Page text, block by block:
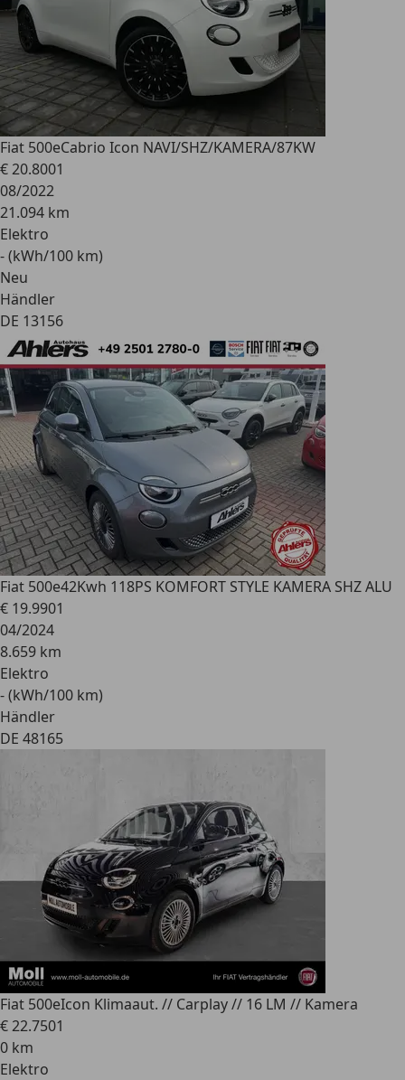
Fiat 500eCabrio Icon NAVI/SHZ/KAMERA/87KW
€ 20.8001
08/2022
21.094 km
Elektro
- (kWh/100 km)
Neu
Händler
DE 13156
Fiat 500e42Kwh 118PS KOMFORT STYLE KAMERA SHZ ALU
€ 19.9901
04/2024
8.659 km
Elektro
- (kWh/100 km)
Händler
DE 48165
Fiat 500eIcon Klimaaut. // Carplay // 16 LM // Kamera
€ 22.7501
0 km
Elektro